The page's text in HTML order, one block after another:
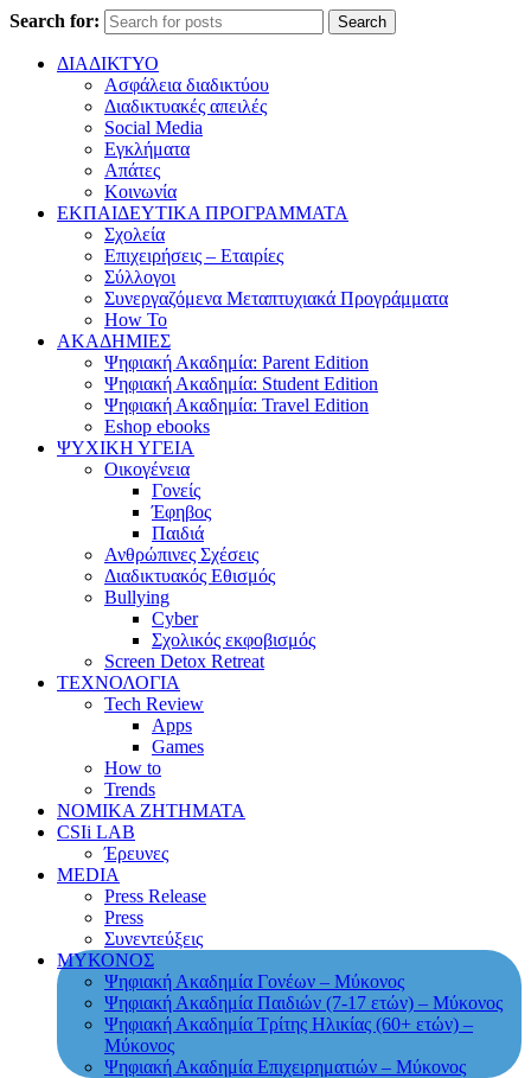
Search for: Search
ΔΙΑΔΙΚΤΥΟ
Ασφάλεια διαδικτύου
Διαδικτυακές απειλές
Social Media
Εγκλήματα
Απάτες
Κοινωνία
ΕΚΠΑΙΔΕΥΤΙΚΑ ΠΡΟΓΡΑΜΜΑΤΑ
Σχολεία
Επιχειρήσεις – Εταιρίες
Σύλλογοι
Συνεργαζόμενα Μεταπτυχιακά Προγράμματα
How To
ΑΚΑΔΗΜΙΕΣ
Ψηφιακή Ακαδημία: Parent Edition
Ψηφιακή Ακαδημία: Student Edition
Ψηφιακή Ακαδημία: Travel Edition
Eshop ebooks
ΨΥΧΙΚΗ ΥΓΕΙΑ
Οικογένεια
Γονείς
Έφηβος
Παιδιά
Ανθρώπινες Σχέσεις
Διαδικτυακός Εθισμός
Bullying
Cyber
Σχολικός εκφοβισμός
Screen Detox Retreat
ΤΕΧΝΟΛΟΓΙΑ
Tech Review
Apps
Games
How to
Trends
ΝΟΜΙΚΑ ΖΗΤΗΜΑΤΑ
CSIi LAB
Έρευνες
MEDIA
Press Release
Press
Συνεντεύξεις
ΜΥΚΟΝΟΣ
Ψηφιακή Ακαδημία Γονέων – Μύκονος
Ψηφιακή Ακαδημία Παιδιών (7-17 ετών) – Μύκονος
Ψηφιακή Ακαδημία Τρίτης Ηλικίας (60+ ετών) –
Μύκονος
Ψηφιακή Ακαδημία Επιχειρηματιών – Μύκονος